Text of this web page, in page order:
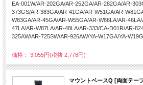
EA-001W/AR-202GA/AR-252GA/AR-282GA/AR-
373GS/AR-383GA/AR-41GA/AR-W51GA/AR-
W83GA/AR-45GA/AR-W55GA/AR-W86LA/AR-
47LA/AR-W87LA/AR-48LA/AR-333/CA-D01R/AR-
325AW/AR-725SW/AR-926AW/YA-W17GA/YA-
価格： 3,055円(税抜 2,778円)
マウントベースQ [両面テー